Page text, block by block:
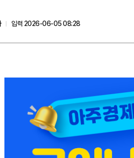
입력 2026-06-05 08:28